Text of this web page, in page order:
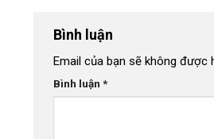
Bình luận
Email của bạn sẽ không được
Bình luận *